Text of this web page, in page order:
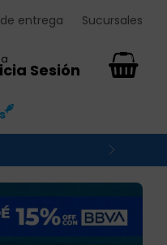
0
entrega Sucursales